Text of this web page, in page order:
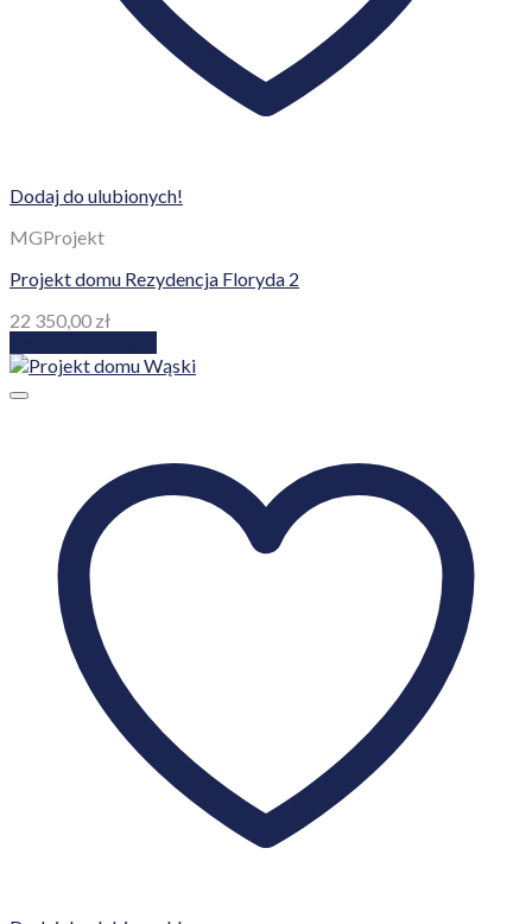
Dodaj do ulubionych!
MGProjekt
Projekt domu Rezydencja Floryda 2
22 350,00 zł